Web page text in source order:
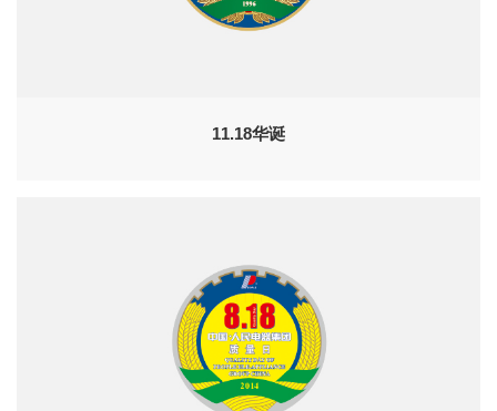
11.18华诞